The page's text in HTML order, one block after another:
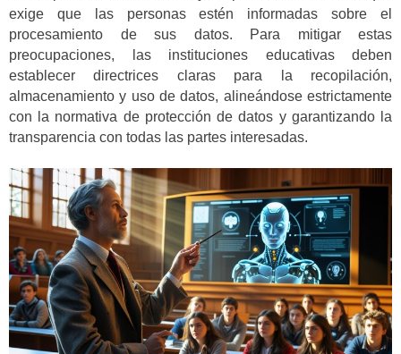
exige que las personas estén informadas sobre el
procesamiento de sus datos. Para mitigar estas
preocupaciones, las instituciones educativas deben
establecer directrices claras para la recopilación,
almacenamiento y uso de datos, alineándose estrictamente
con la normativa de protección de datos y garantizando la
transparencia con todas las partes interesadas.